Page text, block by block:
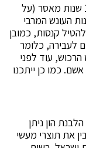
עלול לכלול עד 10 שנות מאסר (על
העונש המרבי
קנסות, כמובן
לעבירה, כלומר
עוד לפני
כמו כן ייתכנו
הון ניתן
את תוצרי מעשי